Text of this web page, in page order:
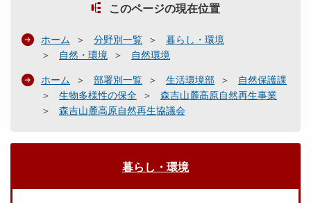
このページの現在位置
ホーム 分野別一覧
暮らし・環境
自然・環境
自然環境
ホーム 部署別一覧 生活環境部
自然保護課
生物多様性の保全
森吉山麓高原自然再生事業
森吉山麓高原自然再生協議会
暮らし・環境